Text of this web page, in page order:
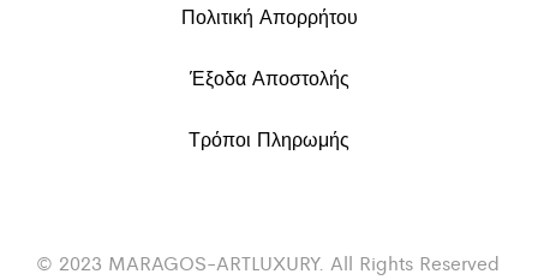
Πολιτική Απορρήτου
Έξοδα Αποστολής
Τρόποι Πληρωμής
© 2023 MARAGOS-ARTLUXURY. All Rights Reserved